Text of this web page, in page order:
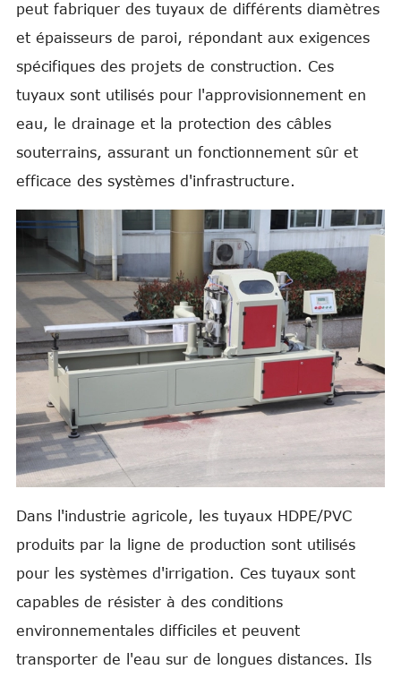
peut fabriquer des tuyaux de différents diamètres
et épaisseurs de paroi, répondant aux exigences
spécifiques des projets de construction. Ces
tuyaux sont utilisés pour l'approvisionnement en
eau, le drainage et la protection des câbles
souterrains, assurant un fonctionnement sûr et
efficace des systèmes d'infrastructure.
Dans l'industrie agricole, les tuyaux HDPE/PVC
produits par la ligne de production sont utilisés
pour les systèmes d'irrigation. Ces tuyaux sont
capables de résister à des conditions
environnementales difficiles et peuvent
transporter de l'eau sur de longues distances. Ils